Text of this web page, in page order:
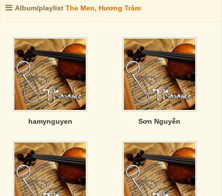
Album/playlist The Men, Hương Tràm
hamynguyen Sơn Nguyễn